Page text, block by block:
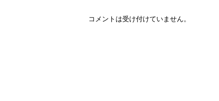
コメントは受け付けていません。